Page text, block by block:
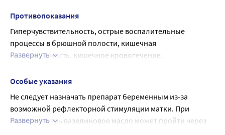
Противопоказания
Гиперчувствительность, острые воспалительные
процессы в брюшной полости, кишечная
непроходимость, кишечное кровотечение,
Применение при беременности и в период грудного
При беременности применение препарата
противопоказано из-за возможной рефлекторной
стимуляции матки
Развернуть
Особые указания
Не следует назначать препарат беременным из-за
возможной рефлекторной стимуляции матки. При
приеме внутрь вазелиновое масло может пройти через
Развернуть